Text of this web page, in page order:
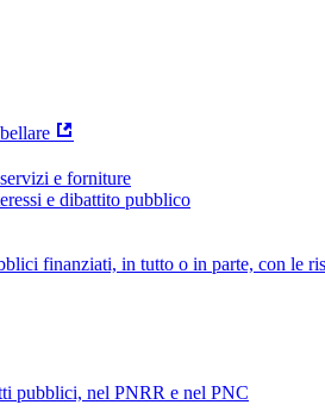
e forniture
e dibattito pubblico
finanziati, in tutto o in parte, con le
pubblici, nel PNRR e nel PNC